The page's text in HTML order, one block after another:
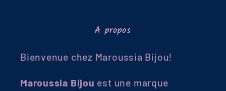
A propos
Bienvenue chez Maroussia Bijou!
Maroussia Bijou est une marque